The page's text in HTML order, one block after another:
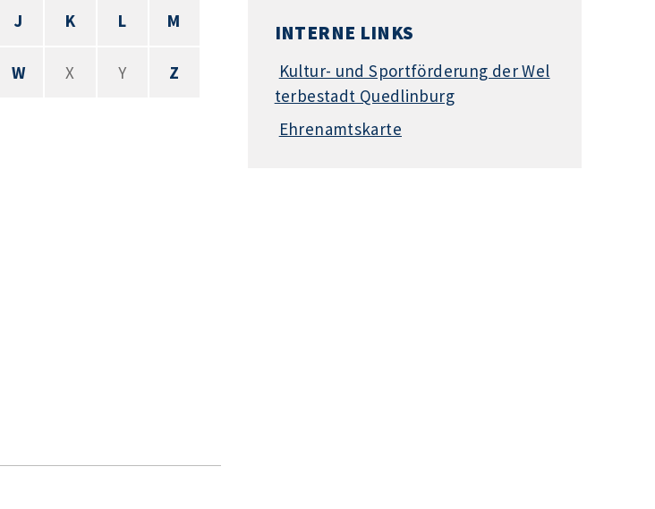
J K L M
W X Y Z
INTERNE LINKS
Kultur- und Sportförderung der Wel
terbestadt Quedlinburg
Ehrenamtskarte